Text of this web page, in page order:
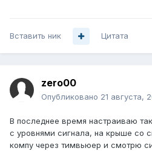
Вставить ник Цитата
zero00
Опубликовано 21 августа,
В последнее время настраиваю
с уровнями сигнала, на крыше со
компу через тимвьюер и смотрю